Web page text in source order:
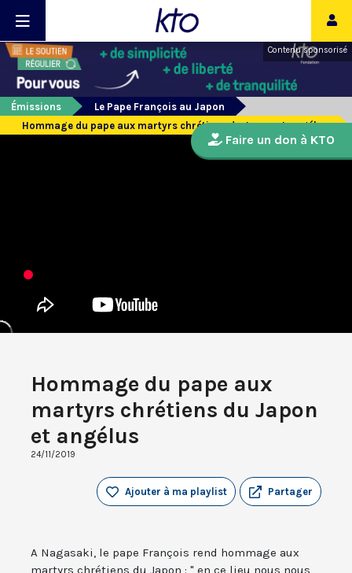
Contenu sponsorisé
Émissions
Le Pape François au Japon
Hommage du pape aux martyrs chrétiens du Japon et angélus
Hommage du pape aux
martyrs chrétiens du Japon
et angélus
24/11/2019
Partager
Ajouter à ma playlist
A Nagasaki, le pape François rend hommage aux
martyrs chrétiens du Japon : " en ce lieu nous nous
Faire un don à KTO